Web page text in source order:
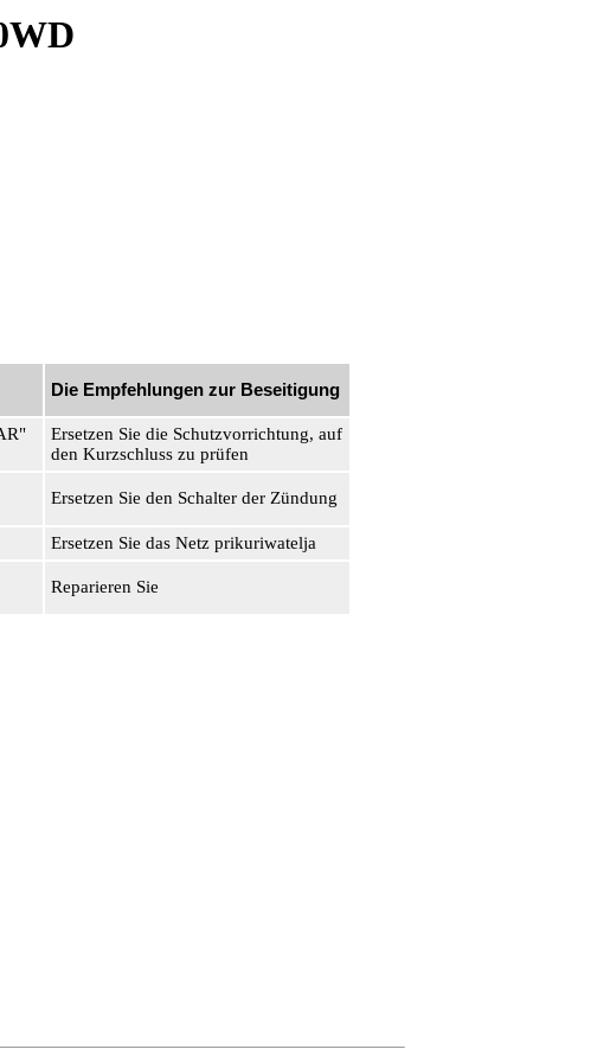
Die Empfehlungen zur Beseitigung
Ersetzen Sie die Schutzvorrichtung, auf
den Kurzschluss zu prüfen
Ersetzen Sie den Schalter der Zündung
Ersetzen Sie das Netz prikuriwatelja
Reparieren Sie